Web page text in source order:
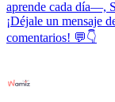
aprende cada día—,
¡Déjale un mensaje
comentarios! 💬👇